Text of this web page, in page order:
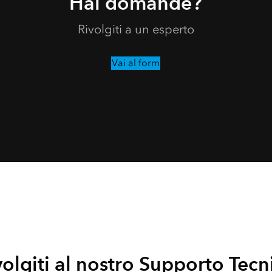
Rivolgiti a un esperto
Vai al form
al nostro Supporto